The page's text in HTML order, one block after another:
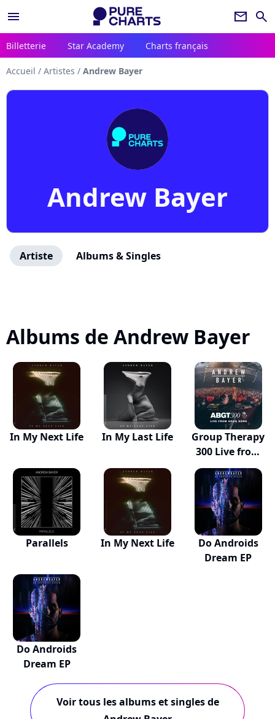
menu newsletter search
Billetterie Star Academy Charts français
Accueil / Artistes / Andrew Bayer
Andrew Bayer
Artiste Albums & Singles
Albums de Andrew Bayer
In My Next Life In My Last Life
Group Therapy
300 Live from
H...
Parallels In My Next Life
Do Androids
Dream EP
Do Androids
Dream EP
Voir tous les albums et singles de